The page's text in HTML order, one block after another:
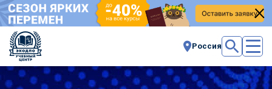
Россия